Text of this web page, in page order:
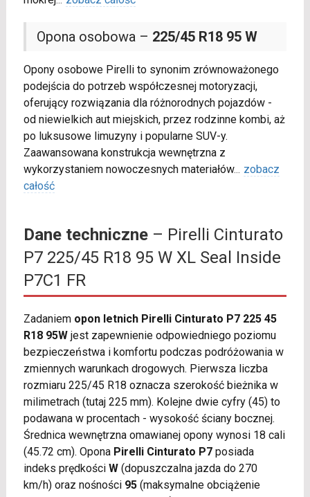
Opona osobowa – 225/45 R18 95 W
Opony osobowe Pirelli to synonim zrównoważonego
podejścia do potrzeb współczesnej motoryzacji,
oferujący rozwiązania dla różnorodnych pojazdów -
od niewielkich aut miejskich, przez rodzinne kombi, aż
po luksusowe limuzyny i popularne SUV-y.
Zaawansowana konstrukcja wewnętrzna z
wykorzystaniem nowoczesnych materiałów... zobacz
całość
Dane techniczne– Pirelli Cinturato
P7 225/45 R18 95 W XL Seal Inside
P7C1 FR
Zadaniem opon letnich Pirelli Cinturato P7 225 45
R18 95Wjest zapewnienie odpowiedniego poziomu
bezpieczeństwa i komfortu podczas podróżowania w
zmiennych warunkach drogowych. Pierwsza liczba
rozmiaru 225/45 R18 oznacza szerokość bieżnika w
milimetrach (tutaj 225 mm). Kolejne dwie cyfry (45) to
podawana w procentach - wysokość ściany bocznej.
Średnica wewnętrzna omawianej opony wynosi 18 cali
(45.72 cm). Opona Pirelli Cinturato P7posiada
indeks prędkości W(dopuszczalna jazda do 270
km/h) oraz nośności 95(maksymalne obciążenie